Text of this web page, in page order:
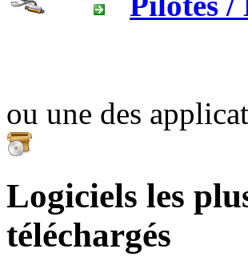
ou une des
Logiciels les
téléchargés